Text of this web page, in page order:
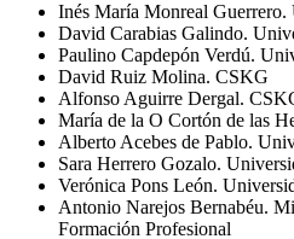
Inés María Monreal
David Carabias Galindo.
Paulino Capdepón Verdú.
David Ruiz Molina. CSKG
Alfonso Aguirre Dergal.
María de la O Cortón de las
Alberto Acebes de Pablo.
Sara Herrero Gozalo.
Verónica Pons León.
Antonio Narejos Bernabéu.
Formación Profesional